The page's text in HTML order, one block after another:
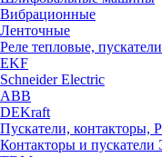
Вибрационные
Ленточные
Реле тепловые,
EKF
Schneider Electric
ABB
DEKraft
Пускатели, контакторы,
Контакторы и пускатели